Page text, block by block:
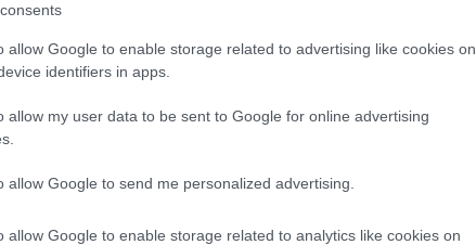
allow Google to enable storage related to advertising like cookies on
identifiers in apps.
allow my user data to be sent to Google for online advertising
allow Google to send me personalized advertising.
allow Google to enable storage related to analytics like cookies on
Vendredi 24 Avril
12h00